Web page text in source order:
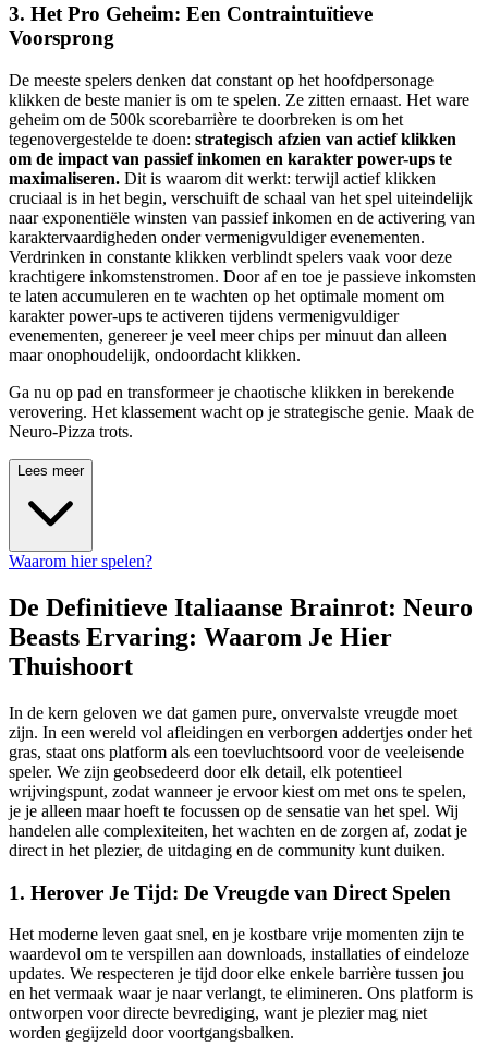
3. Het Pro Geheim: Een Contraintuïtieve
Voorsprong
De meeste spelers denken dat constant op het hoofdpersonage
klikken de beste manier is om te spelen. Ze zitten ernaast. Het ware
geheim om de 500k scorebarrière te doorbreken is om het
tegenovergestelde te doen: strategisch afzien van actief klikken
om de impact van passief inkomen en karakter power-ups te
maximaliseren. Dit is waarom dit werkt: terwijl actief klikken
cruciaal is in het begin, verschuift de schaal van het spel uiteindelijk
naar exponentiële winsten van passief inkomen en de activering van
karaktervaardigheden onder vermenigvuldiger evenementen.
Verdrinken in constante klikken verblindt spelers vaak voor deze
krachtigere inkomstenstromen. Door af en toe je passieve inkomsten
te laten accumuleren en te wachten op het optimale moment om
karakter power-ups te activeren tijdens vermenigvuldiger
evenementen, genereer je veel meer chips per minuut dan alleen
maar onophoudelijk, ondoordacht klikken.
Ga nu op pad en transformeer je chaotische klikken in berekende
verovering. Het klassement wacht op je strategische genie. Maak de
Neuro-Pizza trots.
Lees meer
Waarom hier spelen?
De Definitieve Italiaanse Brainrot: Neuro
Beasts Ervaring: Waarom Je Hier
Thuishoort
In de kern geloven we dat gamen pure, onvervalste vreugde moet
zijn. In een wereld vol afleidingen en verborgen addertjes onder het
gras, staat ons platform als een toevluchtsoord voor de veeleisende
speler. We zijn geobsedeerd door elk detail, elk potentieel
wrijvingspunt, zodat wanneer je ervoor kiest om met ons te spelen,
je je alleen maar hoeft te focussen op de sensatie van het spel. Wij
handelen alle complexiteiten, het wachten en de zorgen af, zodat je
direct in het plezier, de uitdaging en de community kunt duiken.
1. Herover Je Tijd: De Vreugde van Direct Spelen
Het moderne leven gaat snel, en je kostbare vrije momenten zijn te
waardevol om te verspillen aan downloads, installaties of eindeloze
updates. We respecteren je tijd door elke enkele barrière tussen jou
en het vermaak waar je naar verlangt, te elimineren. Ons platform is
ontworpen voor directe bevrediging, want je plezier mag niet
worden gegijzeld door voortgangsbalken.